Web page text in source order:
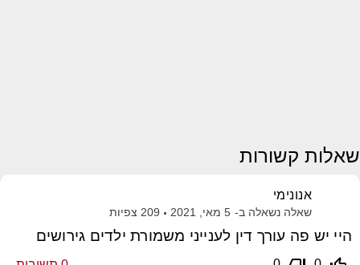
שאלות קשורות
אנונימי
שאלה נשאלה ב- 5 מאי, 2021 209 צפיות
היי יש פה עורך דין לענייני משמורת ילדים גירושים